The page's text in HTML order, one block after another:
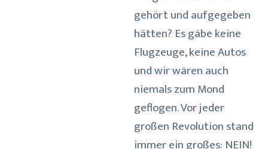
gehört und aufgegeben
hätten? Es gäbe keine
Flugzeuge, keine Autos
und wir wären auch
niemals zum Mond
geflogen. Vor jeder
großen Revolution stand
immer ein großes: NEIN!